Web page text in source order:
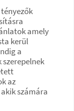
amely
kerül
a
az
számára